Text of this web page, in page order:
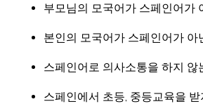
부모님의 모국어가 스페인어가
본인의 모국어가 스페인어가 아
스페인어로 의사소통을 하지 않
스페인에서 초등, 중등교육을